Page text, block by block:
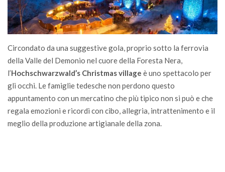
Circondato da una suggestive gola, proprio sotto la ferrovia
della Valle del Demonio nel cuore della Foresta Nera,
l’Hochschwarzwald’s Christmas village è uno spettacolo per
gli occhi. Le famiglie tedesche non perdono questo
appuntamento con un mercatino che più tipico non si può e che
regala emozioni e ricordi con cibo, allegria, intrattenimento e il
meglio della produzione artigianale della zona.